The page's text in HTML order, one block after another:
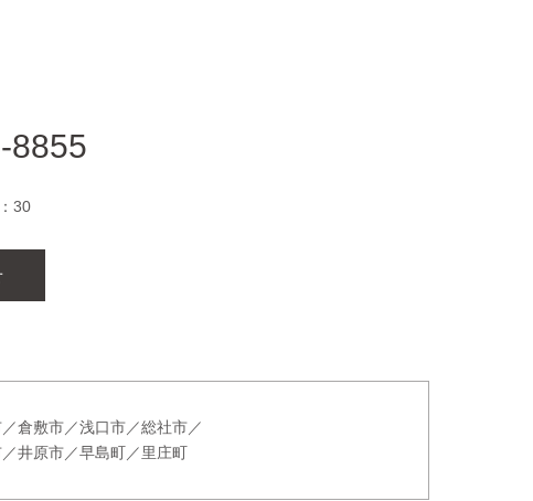
8855
30
／倉敷市／浅口市／総社市／
井原市／早島町／里庄町